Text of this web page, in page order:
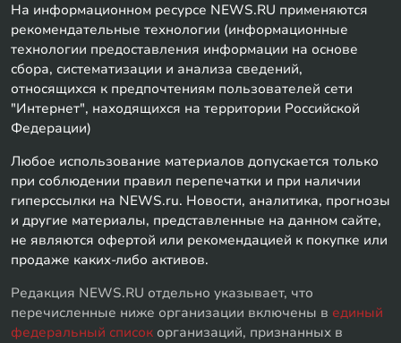
На информационном ресурсе NEWS.RU применяются
рекомендательные технологии (информационные
технологии предоставления информации на основе
сбора, систематизации и анализа сведений,
относящихся к предпочтениям пользователей сети
"Интернет", находящихся на территории Российской
Федерации)
Любое использование материалов допускается только
при соблюдении правил перепечатки и при наличии
гиперссылки на NEWS.ru. Новости, аналитика, прогнозы
и другие материалы, представленные на данном сайте,
не являются офертой или рекомендацией к покупке или
продаже каких-либо активов.
Редакция NEWS.RU отдельно указывает, что
перечисленные ниже организации включены в единый
федеральный список организаций, признанных в